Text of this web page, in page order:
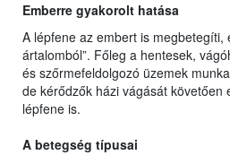
Emberre gyakorolt hatása
A lépfene az embert is megbetegíti,
ártalomból”. Főleg a hentesek,
és szőrmefeldolgozó üzemek
de kérődzők házi vágását
lépfene is.
A betegség típusai